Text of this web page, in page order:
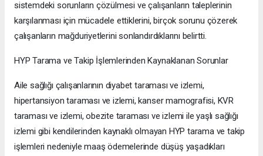
sistemdeki sorunların çözülmesi ve çalışanların taleplerinin
karşılanması için mücadele ettiklerini, birçok sorunu çözerek
çalışanların mağduriyetlerini sonlandırdıklarını belirtti.
HYP Tarama ve Takip İşlemlerinden Kaynaklanan Sorunlar
Aile sağlığı çalışanlarının diyabet taraması ve izlemi,
hipertansiyon taraması ve izlemi, kanser mamografisi, KVR
taraması ve izlemi, obezite taraması ve izlemi ile yaşlı sağlığı
izlemi gibi kendilerinden kaynaklı olmayan HYP tarama ve takip
işlemleri nedeniyle maaş ödemelerinde düşüş yaşadıkları